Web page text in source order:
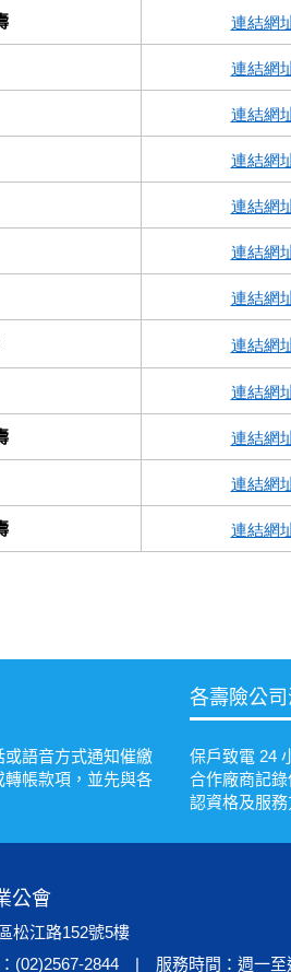
連結網
連結網
連結網
連結網
連結網
連結網
連結網
連結網
連結網
連結網
連結網
連結網
語音方式通知催繳
帳款項，並先與各
各壽險公司
保戶致電 24
合作廠商記
認資格及服務
公會
松江路152號5樓
2844 | 服務時間：週一至